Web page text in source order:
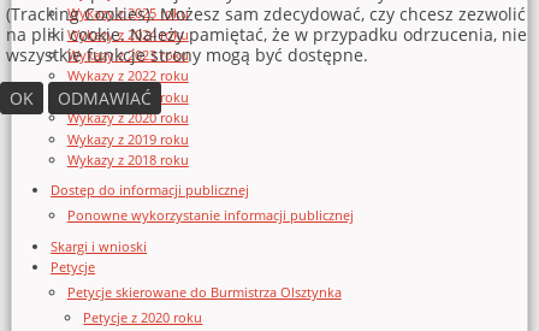
Wykazy z 2025 roku
Wykazy z 2024 roku
Wykazy z 2023 roku
Wykazy z 2022 roku
Wykazy z 2021 roku
Wykazy z 2020 roku
Wykazy z 2019 roku
Wykazy z 2018 roku
Dostęp do informacji publicznej
Ponowne wykorzystanie informacji publicznej
Skargi i wnioski
Petycje
Petycje skierowane do Burmistrza Olsztynka
Petycje z 2020 roku
(Tracking Cookies). Możesz sam zdecydować, czy chcesz zezwolić
na pliki cookie. Należy pamiętać, że w przypadku odrzucenia, nie
wszystkie funkcje strony mogą być dostępne.
OK
ODMAWIAĆ